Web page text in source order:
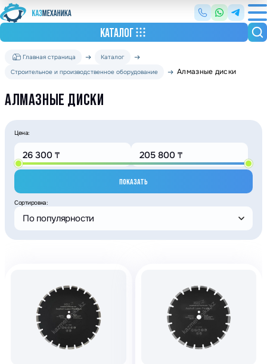
КАТАЛОГ
Главная страница
Каталог
Строительное и производственное оборудование
Алмазные диски
АЛМАЗНЫЕ ДИСКИ
Цена:
ПОКАЗАТЬ
Сортировка:
По популярности